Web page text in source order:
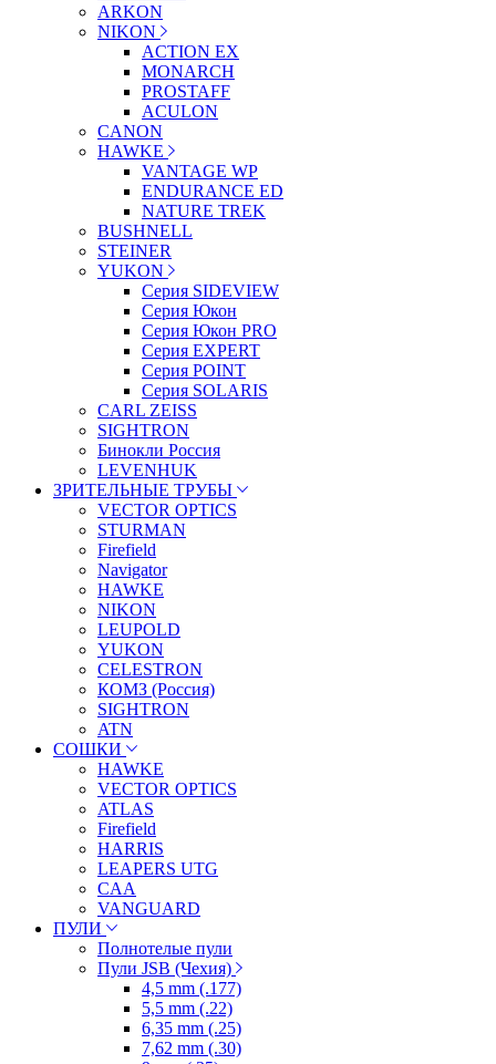
ARKON
NIKON
ACTION EX
MONARCH
PROSTAFF
ACULON
CANON
HAWKE
VANTAGE WP
ENDURANCE ED
NATURE TREK
BUSHNELL
STEINER
YUKON
Серия SIDEVIEW
Серия Юкон
Серия Юкон PRO
Серия EXPERT
Серия POINT
Серия SOLARIS
CARL ZEISS
SIGHTRON
Бинокли Россия
LEVENHUK
ЗРИТЕЛЬНЫЕ ТРУБЫ
VECTOR OPTICS
STURMAN
Firefield
Navigator
HAWKE
NIKON
LEUPOLD
YUKON
CELESTRON
КОМЗ (Россия)
SIGHTRON
ATN
СОШКИ
HAWKE
VECTOR OPTICS
ATLAS
Firefield
HARRIS
LEAPERS UTG
CAA
VANGUARD
ПУЛИ
Полнотелые пули
Пули JSB (Чехия)
4,5 mm (.177)
5,5 mm (.22)
6,35 mm (.25)
7,62 mm (.30)